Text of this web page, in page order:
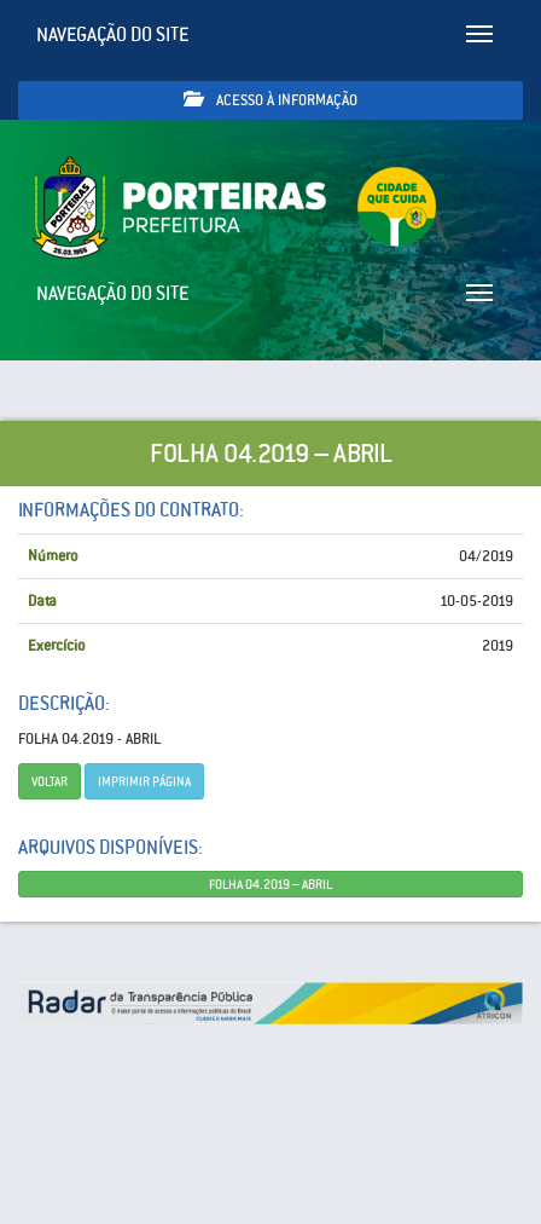
Toggle
NAVEGAÇÃO DO SITE
ACESSO À INFORMAÇÃO
Toggle
NAVEGAÇÃO DO SITE
FOLHA 04.2019 – ABRIL
INFORMAÇÕES DO CONTRATO:
Número 04/2019
Data 10-05-2019
Exercício 2019
DESCRIÇÃO:
FOLHA 04.2019 - ABRIL
VOLTAR IMPRIMIR PÁGINA
ARQUIVOS DISPONÍVEIS:
FOLHA 04.2019 – ABRIL